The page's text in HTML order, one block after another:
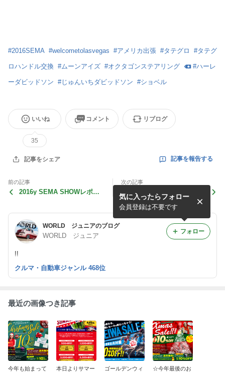
#2016SEMA #welcometolasvegas #アメリカ出張 #タテグロ #タテグ
ロハンドル交換 #ムーンアイズ #オクタゴンステアリング #ハーレ
ーダビッドソン #じゅんいちダビッドソン #ショベル
いいね
35
コメント リブログ
記事をシェア 記事を報告する
前の記事
2016y SEMA SHOWレポー
次の記事
現行ハイエースのオートレベ
ライザーが？？？
WORLD ジュニアのブログ
WORLD ジュニア
!!
気に入ったらフォロー
会員登録は不要です
フォロー
クルマ・自動車ジャンル 468位
最近の画像つき記事
今年も始まって
本日よりサマー
ゴールデンウィ
☆今年最後のお